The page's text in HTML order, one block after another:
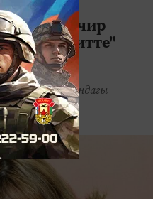
чир
ел китте"
тормышындагы